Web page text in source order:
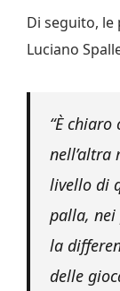
Di seguito,
Luciano
“È
nell’altra
livello di
palla, nei
la
delle